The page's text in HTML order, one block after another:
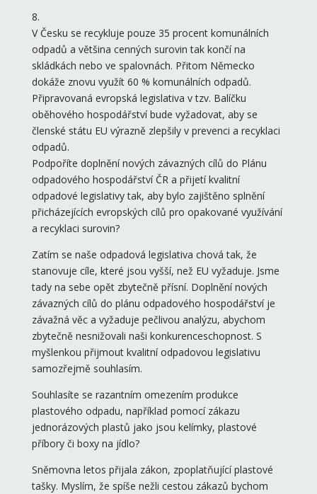
8.
V Česku se recykluje pouze 35 procent komunálních
odpadů a většina cenných surovin tak končí na
skládkách nebo ve spalovnách. Přitom Německo
dokáže znovu využít 60 % komunálních odpadů.
Připravovaná evropská legislativa v tzv. Balíčku
oběhového hospodářství bude vyžadovat, aby se
členské státu EU výrazně zlepšily v prevenci a recyklaci
odpadů.
Podpoříte doplnění nových závazných cílů do Plánu
odpadového hospodářství ČR a přijetí kvalitní
odpadové legislativy tak, aby bylo zajištěno splnění
přicházejících evropských cílů pro opakované využívání
a recyklaci surovin?
Zatím se naše odpadová legislativa chová tak, že
stanovuje cíle, které jsou vyšší, než EU vyžaduje. Jsme
tady na sebe opět zbytečně přísní. Doplnění nových
závazných cílů do plánu odpadového hospodářství je
závažná věc a vyžaduje pečlivou analýzu, abychom
zbytečně nesnižovali naši konkurenceschopnost. S
myšlenkou přijmout kvalitní odpadovou legislativu
samozřejmě souhlasím.
Souhlasíte se razantním omezením produkce
plastového odpadu, například pomocí zákazu
jednorázových plastů jako jsou kelímky, plastové
příbory či boxy na jídlo?
Sněmovna letos přijala zákon, zpoplatňující plastové
tašky. Myslím, že spíše nežli cestou zákazů bychom